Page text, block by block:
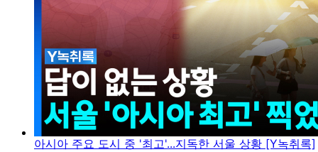
아시아 주요 도시 중 '최고'...지독한 서울 상황 [Y녹취록]